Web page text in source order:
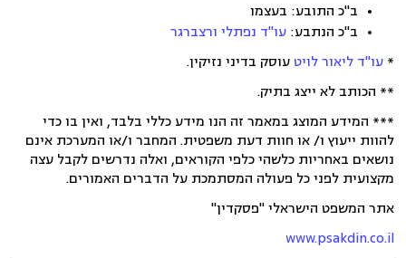
ב"כ התובע: בעצמו
ב"כ הנתבע: עו"ד נפתלי ורצברגר
* עו"ד ליאור לויט עוסק בדיני נזיקין.
** הכותב לא ייצג בתיק.
*** המידע המוצג במאמר זה הנו מידע כללי בלבד, ואין בו כדי
להוות ייעוץ ו/ או חוות דעת משפטית. המחבר ו/או המערכת אינם
נושאים באחריות כלשהי כלפי הקוראים, ואלה נדרשים לקבל עצה
מקצועית לפני כל פעולה המסתמכת על הדברים האמורים.
אתר המשפט הישראלי "פסקדין"
www.psakdin.co.il